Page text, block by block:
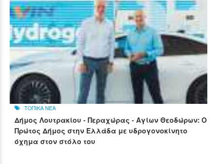
ΤΟΠΙΚΑ ΝΕΑ
Δήμος Λουτρακίου - Περαχώρας - Αγίων Θεοδώρων: Ο
Πρώτος Δήμος στην Ελλάδα με υδρογονοκίνητο
όχημα στον στόλο του